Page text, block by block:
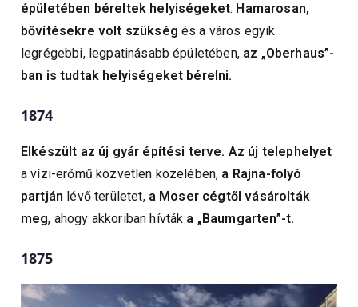
épületében béreltek helyiségeket. Hamarosan,
bővítésekre volt szükség és a város egyik
legrégebbi, legpatinásabb épületében, az „Oberhaus”-
ban is tudtak helyiségeket bérelni.
1874
Elkészült az új gyár építési terve. Az új telephelyet
a vízi-erőmű közvetlen közelében, a Rajna-folyó
partján lévő területet, a Moser cégtől vásárolták
meg, ahogy akkoriban hívták a „Baumgarten”-t.
1875